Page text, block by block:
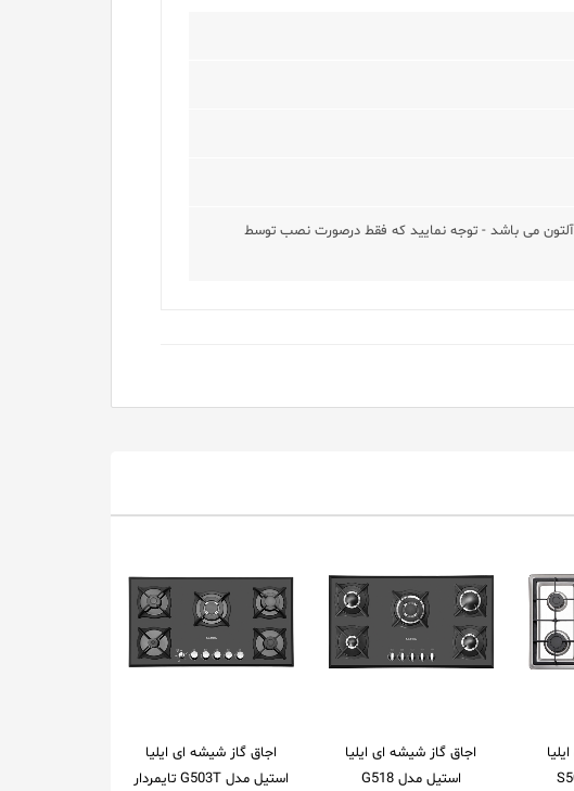
پس از فروش شرکت آلتون می باشد - توجه نمایید که فقط درصورت نصب توسط
اجاق گاز شیشه ای ایلیا
استیل مدل G503T تایمردار
اجاق گاز شیشه ای ایلیا
استیل مدل G518